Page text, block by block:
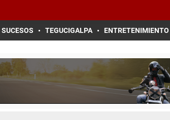
SUCESOS TEGUCIGALPA ENTRETENIMIENTO